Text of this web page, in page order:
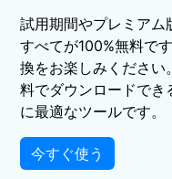
試用期間やプレミア
すべてが100%無料で
換をお楽しみください
料でダウンロードでき
に最適なツールです。
今すぐ使う